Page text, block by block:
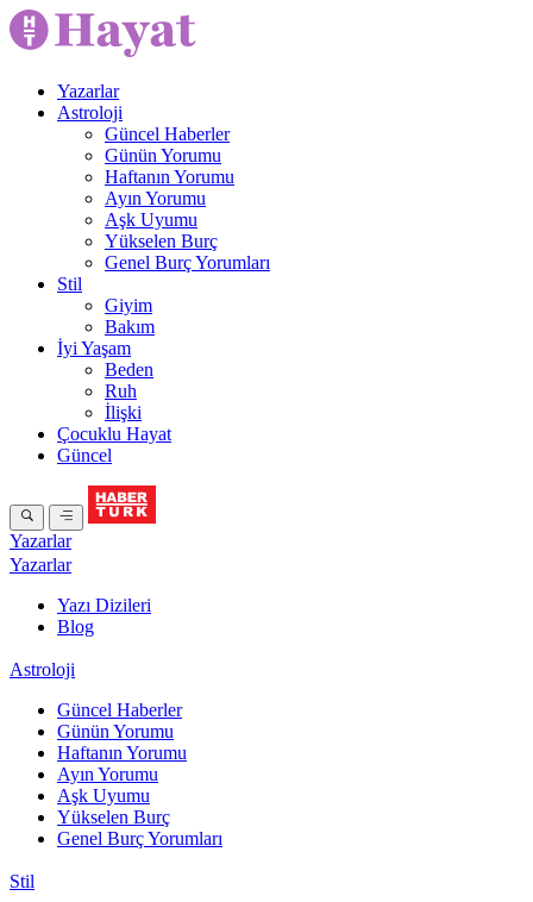
Yazarlar
Astroloji
Güncel Haberler
Günün Yorumu
Haftanın Yorumu
Ayın Yorumu
Aşk Uyumu
Yükselen Burç
Genel Burç Yorumları
Stil
Giyim
Bakım
İyi Yaşam
Beden
Ruh
İlişki
Çocuklu Hayat
Güncel
Yazarlar
Yazarlar
Yazı Dizileri
Blog
Astroloji
Güncel Haberler
Günün Yorumu
Haftanın Yorumu
Ayın Yorumu
Aşk Uyumu
Yükselen Burç
Genel Burç Yorumları
Stil